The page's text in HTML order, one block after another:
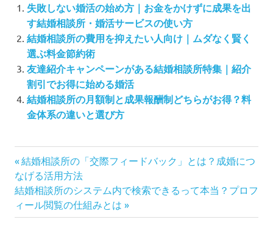
失敗しない婚活の始め方｜お金をかけずに成果を出
す結婚相談所・婚活サービスの使い方
結婚相談所の費用を抑えたい人向け｜ムダなく賢く
選ぶ料金節約術
友達紹介キャンペーンがある結婚相談所特集｜紹介
割引でお得に始める婚活
結婚相談所の月額制と成果報酬制どちらがお得？料
金体系の違いと選び方
投
稿
ナ
ビ
前
の
記
事:
結婚相談所の「交際フィードバック」とは？成婚につ
なげる活用方法
次
の
記
結婚相談所のシステム内で検索できるって本当？プロフ
ィール閲覧の仕組みとは